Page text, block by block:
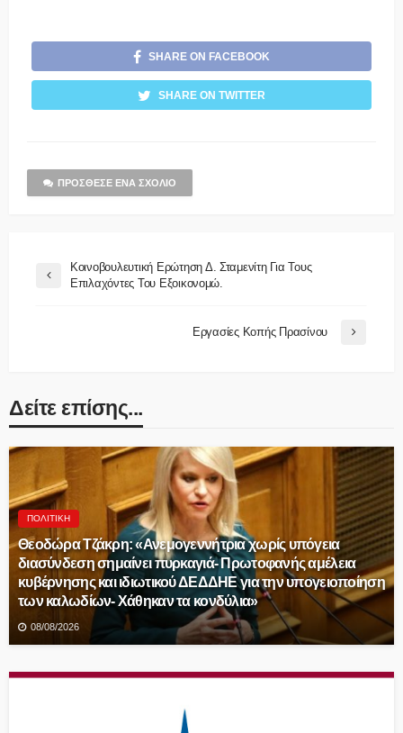
SHARE ON FACEBOOK
SHARE ON TWITTER
ΠΡΌΣΘΕΣΕ ΈΝΑ ΣΧΌΛΙΟ
Κοινοβουλευτική Ερώτηση Δ. Σταμενίτη Για Τους
Επιλαχόντες Του Εξοικονομώ.
Εργασίες Κοπής Πρασίνου
Δείτε επίσης...
ΠΟΛΙΤΙΚΉ
Θεοδώρα Τζάκρη: «Ανεμογεννήτρια χωρίς υπόγεια
διασύνδεση σημαίνει πυρκαγιά- Πρωτοφανής αμέλεια
κυβέρνησης και ιδιωτικού ΔΕΔΔΗΕ για την υπογειοποίηση
των καλωδίων- Χάθηκαν τα κονδύλια»
08/08/2026